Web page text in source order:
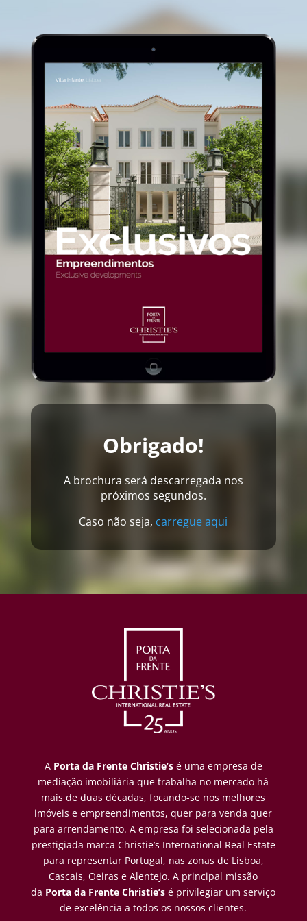
Obrigado!
A brochura será descarregada nos
próximos segundos.
Caso não seja, carregue aqui
A Porta da Frente Christie’sé uma empresa de
mediação imobiliária que trabalha no mercado há
mais de duas décadas, focando-se nos melhores
imóveis e empreendimentos, quer para venda quer
para arrendamento. A empresa foi selecionada pela
prestigiada marca Christie’s International Real Estate
para representar Portugal, nas zonas de Lisboa,
Cascais, Oeiras e Alentejo. A principal missão
da Porta da Frente Christie’s é privilegiar um serviço
de excelência a todos os nossos clientes.